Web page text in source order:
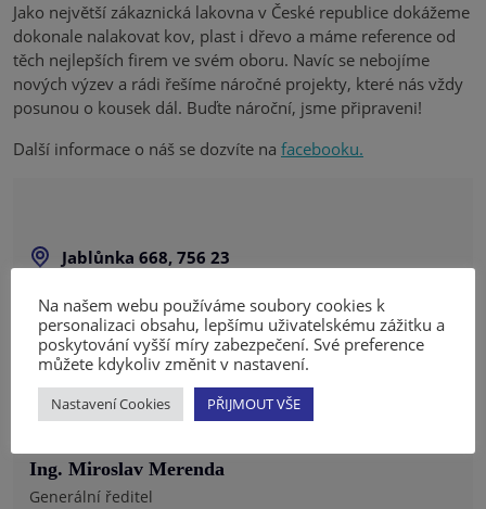
PARTNEŘI
KONTAKT
Jako největší zákaznická lakovna v České republice dokážeme
dokonale nalakovat kov, plast i dřevo a máme reference od
těch nejlepších firem ve svém oboru. Navíc se nebojíme
nových výzev a rádi řešíme náročné projekty, které nás vždy
posunou o kousek dál. Buďte nároční, jsme připraveni!
Další informace o náš se dozvíte na facebooku.
Jablůnka 668, 756 23
info@hajdik.com
www.hajdik.com/
Ing. Miroslav Merenda
Generální ředitel
Na našem webu používáme soubory cookies k
personalizaci obsahu, lepšímu uživatelskému zážitku a
poskytování vyšší míry zabezpečení. Své preference
můžete kdykoliv změnit v nastavení.
Nastavení Cookies PŘIJMOUT VŠE